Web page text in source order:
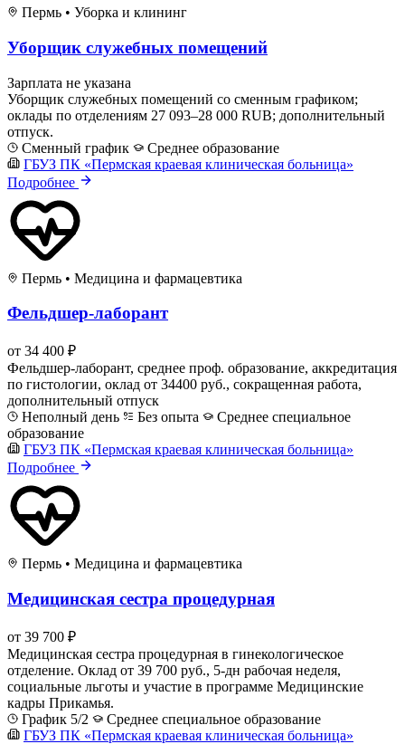
Пермь • Уборка и клининг
Уборщик служебных помещений
Зарплата не указана
Уборщик служебных помещений со сменным графиком;
оклады по отделениям 27 093–28 000 RUB; дополнительный
отпуск.
Сменный график
Среднее образование
ГБУЗ ПК «Пермская краевая клиническая больница»
Подробнее
Пермь • Медицина и фармацевтика
Фельдшер-лаборант
от 34 400 ₽
Фельдшер-лаборант, среднее проф. образование, аккредитация
по гистологии, оклад от 34400 руб., сокращенная работа,
дополнительный отпуск
Неполный день
Без опыта
Среднее специальное
образование
ГБУЗ ПК «Пермская краевая клиническая больница»
Подробнее
Пермь • Медицина и фармацевтика
Медицинская сестра процедурная
от 39 700 ₽
Медицинская сестра процедурная в гинекологическое
отделение. Оклад от 39 700 руб., 5-дн рабочая неделя,
социальные льготы и участие в программе Медицинские
кадры Прикамья.
График 5/2
Среднее специальное образование
ГБУЗ ПК «Пермская краевая клиническая больница»